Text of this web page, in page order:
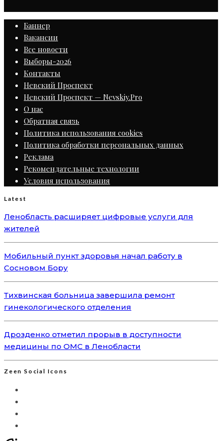
Баннер
Вакансии
Все новости
Выборы-2026
Контакты
Невский Проспект
Невский Проспект — Nevskiy.Pro
О нас
Обратная связь
Политика использования cookies
Политика обработки персональных данных
Реклама
Рекомендательные технологии
Условия использования
Latest
Ленобласть расширяет цифровые услуги для
жителей
Мобильный пункт здоровья начал работу в
Сосновом Бору
Тихвинская больница завершила ремонт
гинекологического отделения
Дрозденко отметил прорыв в доступности
медицины по ОМС в Ленобласти
Zeen Social Icons